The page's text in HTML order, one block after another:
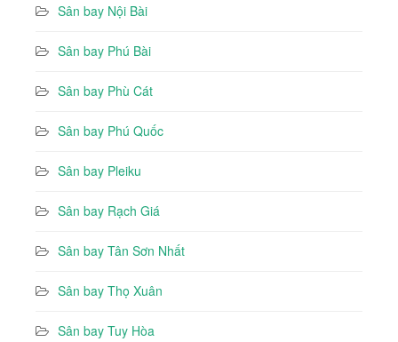
Sân bay Nội Bài
Sân bay Phú Bài
Sân bay Phù Cát
Sân bay Phú Quốc
Sân bay Pleiku
Sân bay Rạch Giá
Sân bay Tân Sơn Nhất
Sân bay Thọ Xuân
Sân bay Tuy Hòa